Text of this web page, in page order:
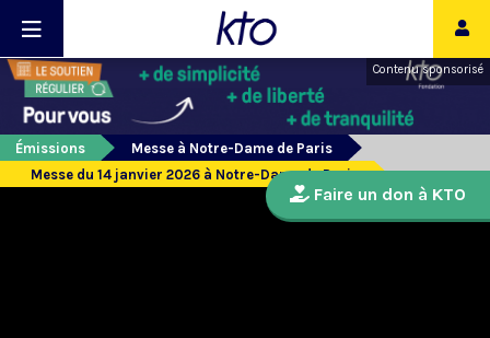
Contenu sponsorisé
Émissions
Messe à Notre-Dame de Paris
Messe du 14 janvier 2026 à Notre-Dame de Paris
Faire un don à KTO